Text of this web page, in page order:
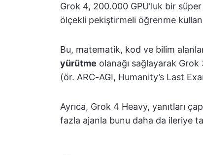
Grok 4, 200.000 GPU'luk bir
ölçekli pekiştirmeli öğrenme
Bu, matematik, kod ve bilim
yürütme olanağı sağlayarak
(ör. ARC-AGI, Humanity’s Last
Ayrıca, Grok 4 Heavy, yanıtları
fazla ajanla bunu daha da ileriye